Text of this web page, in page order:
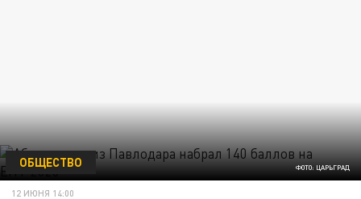
ФОТО: ЦАРЬГРАД
ОБЩЕСТВО
12 ИЮНЯ 14:00